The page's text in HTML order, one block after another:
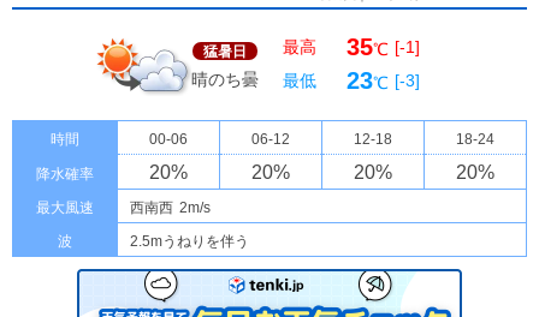
猛暑日
晴のち曇
最高 35℃ [-1]
最低
23℃ [-3]
時間 00-06 06-12 12-18 18-24
降水確率 20% 20% 20% 20%
最大風速 西南西 2m/s
波
2.5mうねりを伴う